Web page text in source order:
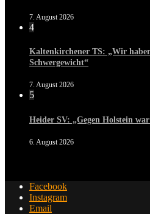
7. August 2026
4
Kaltenkirchener TS: „Wir
Schwergewicht“
7. August 2026
5
Heider SV: „Gegen Holstein
6. August 2026
Facebook
Instagram
Email